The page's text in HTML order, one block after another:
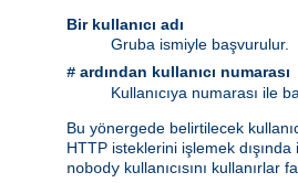
Bir kullanıcı adı
Gruba ismiyle başvurulur.
# ardından kullanıcı numarası
Kullanıcıya numarası ile
Bu yönergede belirtilecek
HTTP isteklerini işlemek
nobody kullanıcısını kullanırlar